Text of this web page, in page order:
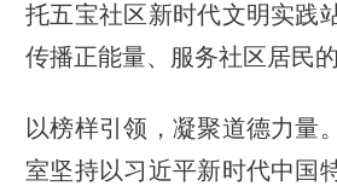
托五宝社区新时代文明实践
传播正能量、服务社区居民的
以榜样引领，凝聚道德力量
室坚持以习近平新时代中国